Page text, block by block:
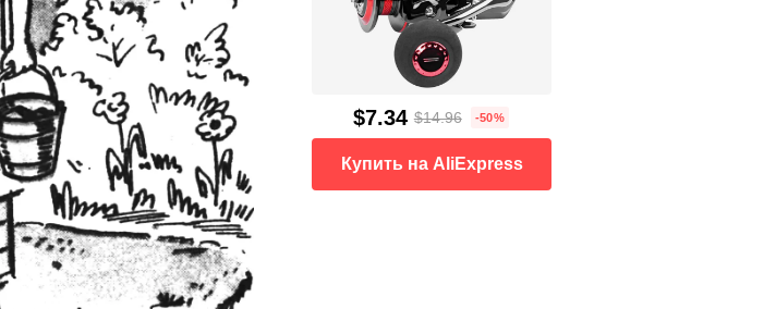
$7.34 $14.96 -50%
Купить на AliExpress